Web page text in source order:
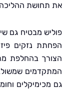
ההליכה על
מבטיח גם שימור
נזקים פיזיים
בהחלפת מרצפות
שמשולבים
וחומרים